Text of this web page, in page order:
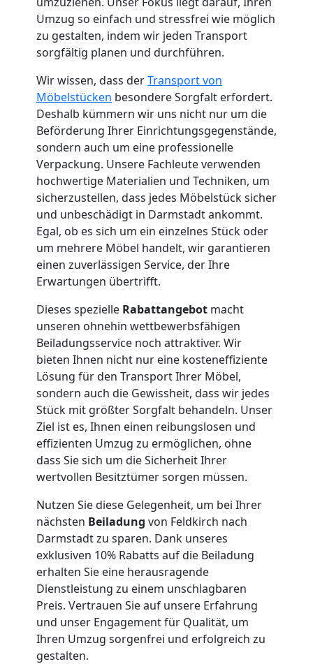
Umzug so einfach und stressfrei wie möglich
zu gestalten, indem wir jeden Transport
sorgfältig planen und durchführen.
Wir wissen, dass derTransport von
Möbelstücken besondere Sorgfalt erfordert.
Deshalb kümmern wir uns nicht nur um die
Beförderung Ihrer Einrichtungsgegenstände,
sondern auch um eine professionelle
Verpackung. Unsere Fachleute verwenden
hochwertige Materialien und Techniken, um
sicherzustellen, dass jedes Möbelstück sicher
und unbeschädigt in Darmstadt ankommt.
Egal, ob es sich um ein einzelnes Stück oder
um mehrere Möbel handelt, wir garantieren
einen zuverlässigen Service, der Ihre
Erwartungen übertrifft.
Dieses spezielle Rabattangebot macht
unseren ohnehin wettbewerbsfähigen
Beiladungsservice noch attraktiver. Wir
bieten Ihnen nicht nur eine kosteneffiziente
Lösung für den Transport Ihrer Möbel,
sondern auch die Gewissheit, dass wir jedes
Stück mit größter Sorgfalt behandeln. Unser
Ziel ist es, Ihnen einen reibungslosen und
effizienten Umzug zu ermöglichen, ohne
dass Sie sich um die Sicherheit Ihrer
wertvollen Besitztümer sorgen müssen.
Nutzen Sie diese Gelegenheit, um bei Ihrer
nächsten Beiladung von Feldkirch nach
Darmstadt zu sparen. Dank unseres
exklusiven 10% Rabatts auf die Beiladung
erhalten Sie eine herausragende
Dienstleistung zu einem unschlagbaren
Preis. Vertrauen Sie auf unsere Erfahrung
und unser Engagement für Qualität, um
Ihren Umzug sorgenfrei und erfolgreich zu
gestalten.
Küchenumzug
Feldkirch
Umzug
und
Lagerung
Feldkirch
Full-
Service-
Umzug
Feldkirch
Qualitäts-
Umzüge
Feldkirch
Vereinsumzug
Feldkirch
Anfrage